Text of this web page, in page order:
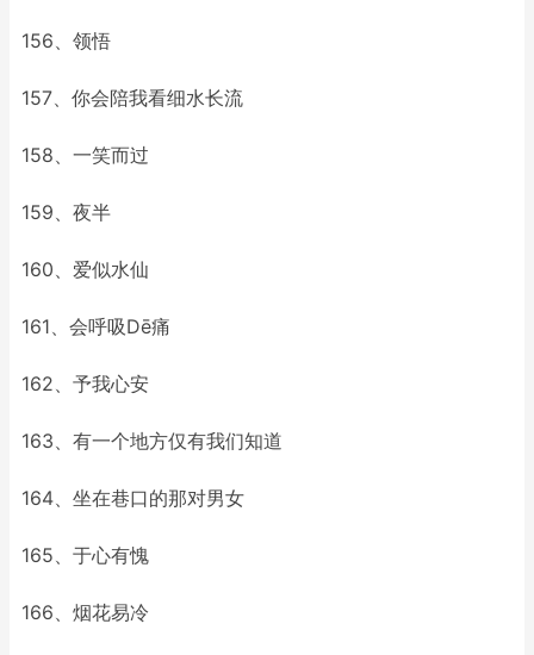
156、领悟
157、你会陪我看细水长流
158、一笑而过
159、夜半
160、爱似水仙
161、会呼吸Dē痛
162、予我心安
163、有一个地方仅有我们知道
164、坐在巷口的那对男女
165、于心有愧
166、烟花易冷